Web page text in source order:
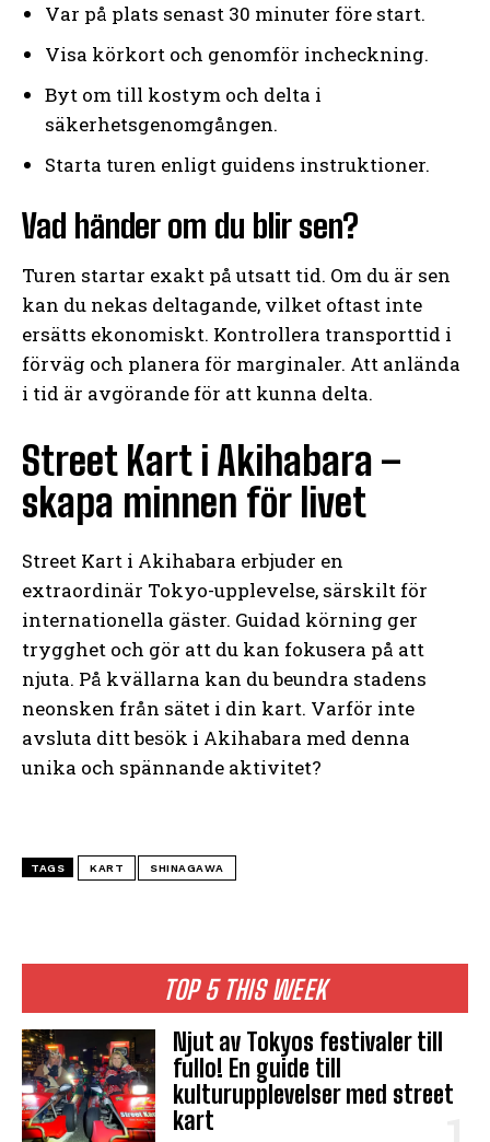
TOP 5 THIS WEEK
Njut av Tokyos festivaler till
fullo! En guide till
kulturupplevelser med street
kart
Var på plats senast 30 minuter före start.
Visa körkort och genomför incheckning.
Byt om till kostym och delta i
säkerhetsgenomgången.
Starta turen enligt guidens instruktioner.
Vad händer om du blir sen?
Turen startar exakt på utsatt tid. Om du är sen
kan du nekas deltagande, vilket oftast inte
ersätts ekonomiskt. Kontrollera transporttid i
förväg och planera för marginaler. Att anlända
i tid är avgörande för att kunna delta.
Street Kart i Akihabara –
skapa minnen för livet
Street Kart i Akihabara erbjuder en
extraordinär Tokyo-upplevelse, särskilt för
internationella gäster. Guidad körning ger
trygghet och gör att du kan fokusera på att
njuta. På kvällarna kan du beundra stadens
neonsken från sätet i din kart. Varför inte
avsluta ditt besök i Akihabara med denna
unika och spännande aktivitet?
TAGS KART SHINAGAWA